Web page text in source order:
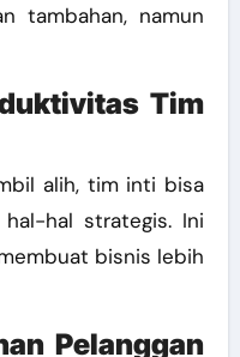
tambahan, namun
Tim
alih, tim inti bisa
hal strategis. Ini
bisnis lebih
Pelanggan